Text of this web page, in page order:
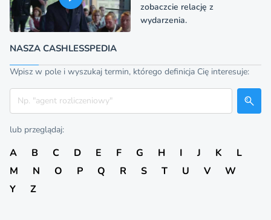
zobaczcie relację z
wydarzenia.
NASZA CASHLESSPEDIA
Wpisz w pole i wyszukaj termin, którego definicja Cię interesuje:
Szukaj
lub przeglądaj:
A B C D E F G H I J K
L
M
N O P Q R S T U V
W
Y
Z